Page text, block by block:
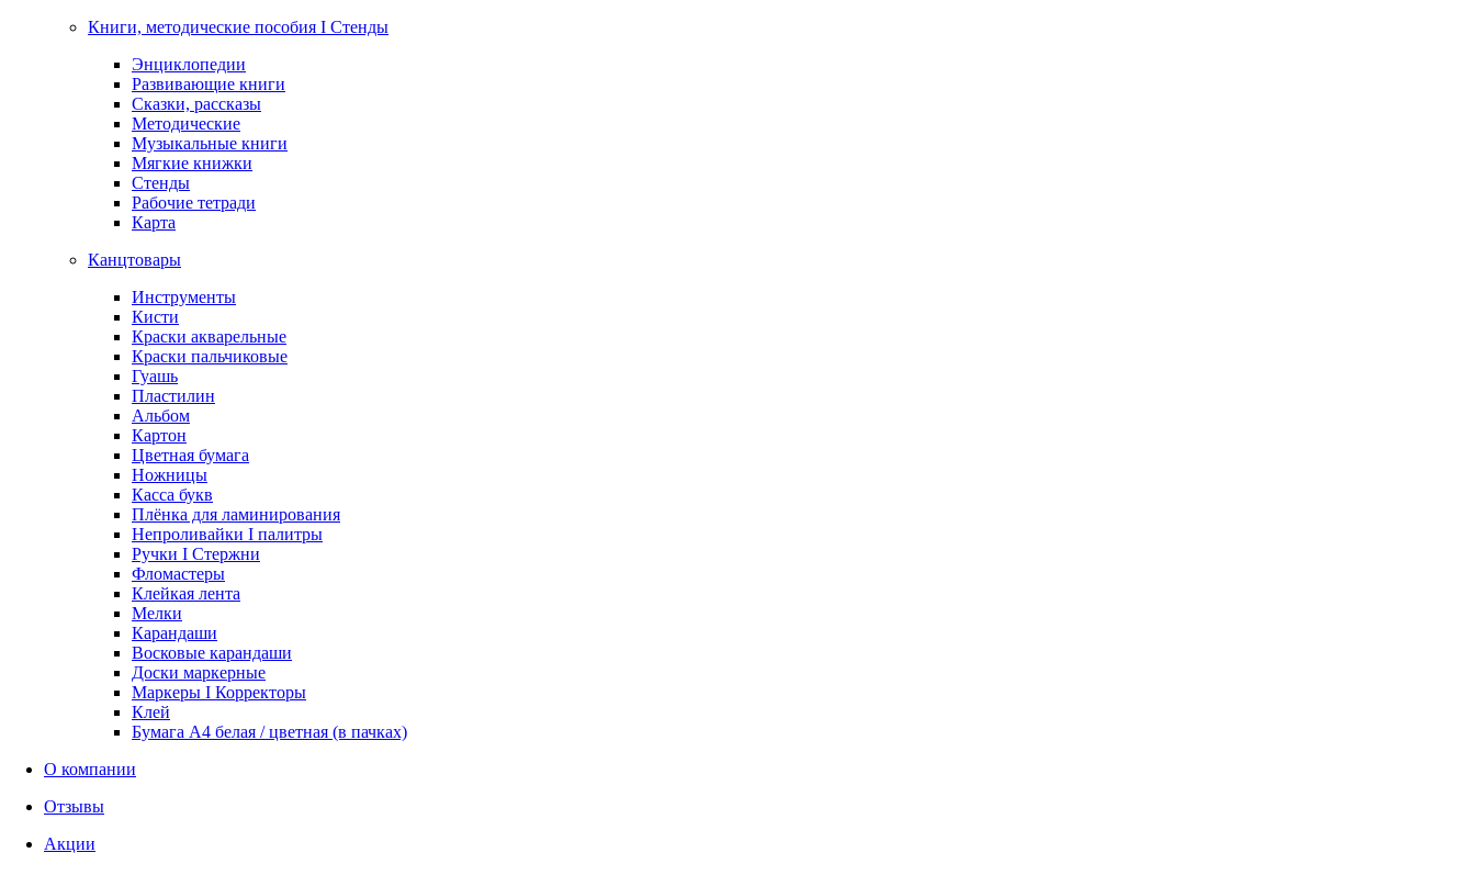
Книги, методические пособия I Стенды
Энциклопедии
Развивающие книги
Сказки, рассказы
Методические
Музыкальные книги
Мягкие книжки
Стенды
Рабочие тетради
Карта
Канцтовары
Инструменты
Кисти
Краски акварельные
Краски пальчиковые
Гуашь
Пластилин
Альбом
Картон
Цветная бумага
Ножницы
Касса букв
Плёнка для ламинирования
Непроливайки I палитры
Ручки I Стержни
Фломастеры
Клейкая лента
Мелки
Карандаши
Восковые карандаши
Доски маркерные
Маркеры I Корректоры
Клей
Бумага А4 белая / цветная (в пачках)
О компании
Отзывы
Акции